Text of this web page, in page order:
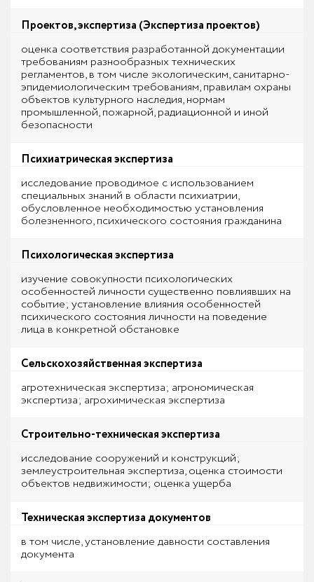
Проектов, экспертиза (Экспертиза проектов)
оценка соответствия разработанной документации
требованиям разнообразных технических
регламентов, в том числе экологическим, санитарно-
эпидемиологическим требованиям, правилам охраны
объектов культурного наследия, нормам
промышленной, пожарной, радиационной и иной
безопасности
Психиатрическая экспертиза
исследование проводимое с использованием
специальных знаний в области психиатрии,
обусловленное необходимостью установления
болезненного, психического состояния гражданина
Психологическая экспертиза
изучение совокупности психологических
особенностей личности существенно повлиявших на
событие; установление влияния особенностей
психического состояния личности на поведение
лица в конкретной обстановке
Сельскохозяйственная экспертиза
агротехническая экспертиза; агрономическая
экспертиза; агрохимическая экспертиза
Строительно-техническая экспертиза
исследование сооружений и конструкций;
землеустроительная экспертиза, оценка стоимости
объектов недвижимости; оценка ущерба
Техническая экспертиза документов
в том числе, установление давности составления
документа